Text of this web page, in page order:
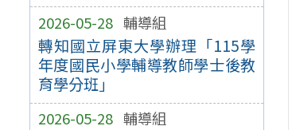
2026-05-28 輔導組
轉知國立屏東大學辦理「115學
年度國民小學輔導教師學士後教
育學分班」
2026-05-28 輔導組